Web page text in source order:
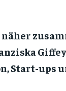
Giffey
Start-ups